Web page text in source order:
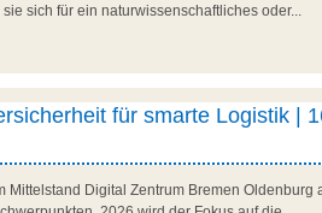
sich für ein naturwissenschaftliches oder...
für smarte Logistik |
Mittelstand Digital Zentrum Bremen